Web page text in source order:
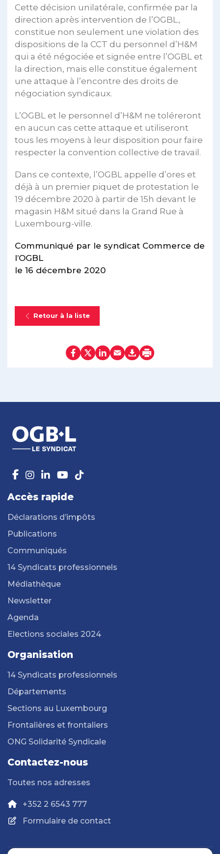
Cette décision unilatérale, confirmée par la
direction après intervention de l’OGBL,
constitue non seulement une violation des
dispositions de la CCT du personnel d’H&M
qui a été négociée et signée entre l’OGBL et
la direction, mais elle constitue également
une attaque à l’encontre des droits de
négociation syndicaux.
L’OGBL et le personnel d’H&M ne toléreront
en aucun cas cette attaque et utiliseront
tous les moyens à leur disposition pour faire
respecter la convention collective de travail.
Dans ce contexte, l’OGBL appelle d’ores et
déjà à un premier piquet de protestation le
19 décembre 2020 à partir de 15h devant le
magasin H&M situé dans la Grand Rue à
Luxembourg-ville.
Communiqué par le syndicat Commerce de
l’OGBL
le 16 décembre 2020
Retour à la liste
Accès rapide
Déclarations d’impôts
Publications
Communiqués
14 Syndicats professionnels
Médiathèque
Newsletter
Agenda
Elections sociales 2024
Organisation
14 Syndicats professionnels
Départements
Sections au Luxembourg
Frontalières et frontaliers
ONG Solidarité Syndicale
Contactez-nous
Toutes nos adresses
+352 2 6543 777
Formulaire de contact